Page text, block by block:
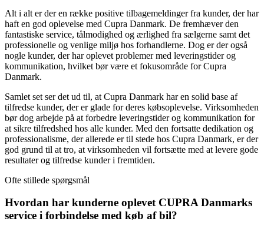
Alt i alt er der en række positive tilbagemeldinger fra kunder, der har
haft en god oplevelse med Cupra Danmark. De fremhæver den
fantastiske service, tålmodighed og ærlighed fra sælgerne samt det
professionelle og venlige miljø hos forhandlerne. Dog er der også
nogle kunder, der har oplevet problemer med leveringstider og
kommunikation, hvilket bør være et fokusområde for Cupra
Danmark.
Samlet set ser det ud til, at Cupra Danmark har en solid base af
tilfredse kunder, der er glade for deres købsoplevelse. Virksomheden
bør dog arbejde på at forbedre leveringstider og kommunikation for
at sikre tilfredshed hos alle kunder. Med den fortsatte dedikation og
professionalisme, der allerede er til stede hos Cupra Danmark, er der
god grund til at tro, at virksomheden vil fortsætte med at levere gode
resultater og tilfredse kunder i fremtiden.
Ofte stillede spørgsmål
Hvordan har kunderne oplevet CUPRA Danmarks
service i forbindelse med køb af bil?